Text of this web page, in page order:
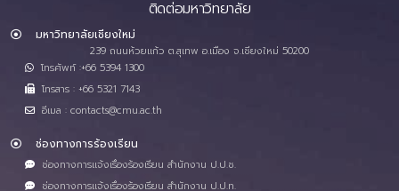
ติดต่อมหาวิทยาลัย
มหาวิทยาลัยเชียงใหม่
239 ถนนห้วยแก้ว ต.สุเทพ อ.เมือง จ.เชียงใหม่ 50200
โทรศัพท์ :+66 5394 1300
โทรสาร : +66 5321 7143
อีเมล : contacts@cmu.ac.th
ช่องทางการร้องเรียน
ช่องทางการแจ้งเรื่องร้องเรียน สำนักงาน ป.ป.ช.
ช่องทางการแจ้งเรื่องร้องเรียน สำนักงาน ป.ป.ท.